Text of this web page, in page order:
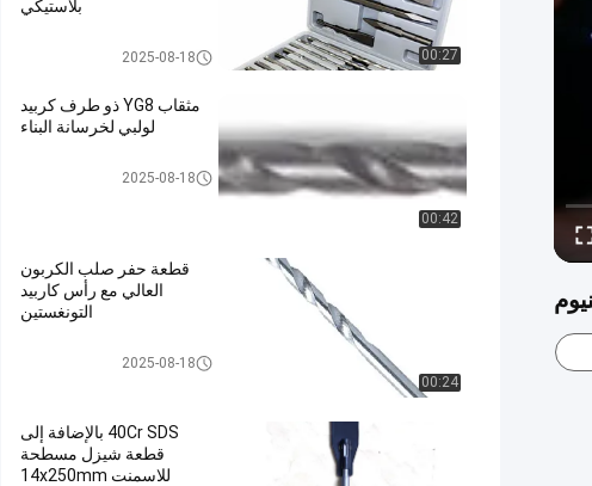
00:27
بلاستيكي
2025-08-18
00:42
مثقاب YG8 ذو طرف كربيد
لولبي لخرسانة البناء
2025-08-18
00:24
قطعة حفر صلب الكربون
العالي مع رأس كاربيد
التونغستين
2025-08-18
40Cr SDS بالإضافة إلى
قطعة شيزل مسطحة
للاسمنت 14x250mm